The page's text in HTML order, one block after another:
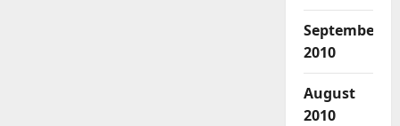
September
2010
August
2010